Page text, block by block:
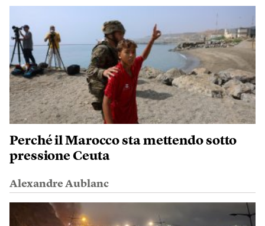
Perché il Marocco sta mettendo sotto
pressione Ceuta
Alexandre Aublanc